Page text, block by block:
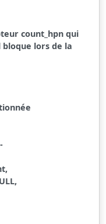
count_hpn qui
lors de la